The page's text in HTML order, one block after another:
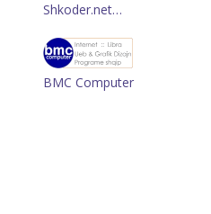
Shkoder.net…
BMC Computer